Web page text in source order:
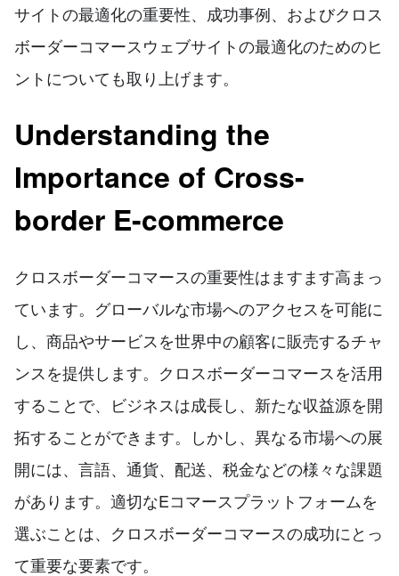
サイトの最適化の重要性、成功事例、およびクロス
ボーダーコマースウェブサイトの最適化のためのヒ
ントについても取り上げます。
Understanding the
Importance of Cross-
border E-commerce
クロスボーダーコマースの重要性はますます高まっ
ています。グローバルな市場へのアクセスを可能に
し、商品やサービスを世界中の顧客に販売するチャ
ンスを提供します。クロスボーダーコマースを活用
することで、ビジネスは成長し、新たな収益源を開
拓することができます。しかし、異なる市場への展
開には、言語、通貨、配送、税金などの様々な課題
があります。適切なEコマースプラットフォームを
選ぶことは、クロスボーダーコマースの成功にとっ
て重要な要素です。